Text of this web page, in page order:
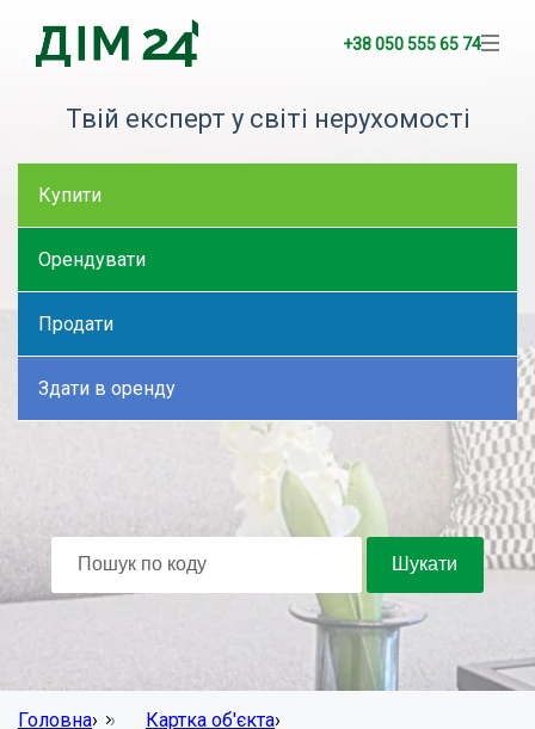
+38 050 555 65 74
Твій експерт у світі нерухомості
Купити
Орендувати
Продати
Здати в оренду
Головна› Картка об'єкта›